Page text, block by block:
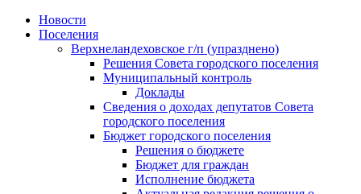
Skip
Новости
Поселения
Верхнеландеховское г/п (упразднено)
Решения Совета городского поселения
Муниципальный контроль
Доклады
Сведения о доходах депутатов Совета
городского поселения
Бюджет городского поселения
Решения о бюджете
Бюджет для граждан
Исполнение бюджета